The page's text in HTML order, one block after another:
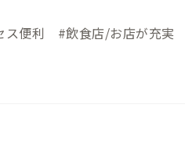
ス便利 #飲食店/お店が充